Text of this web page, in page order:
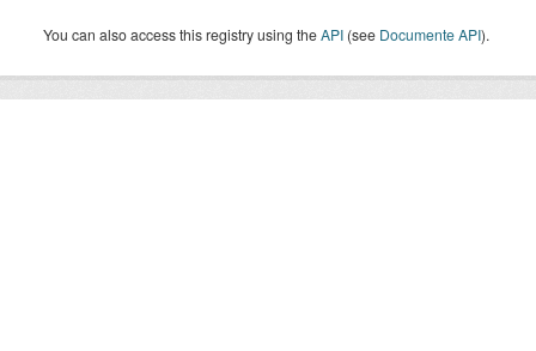
You can also access this registry using theAPI (see Documente API).